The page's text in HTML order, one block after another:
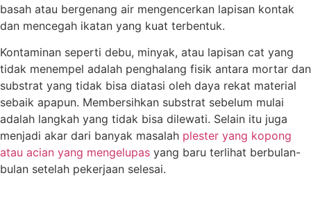
basah atau bergenang air mengencerkan lapisan kontak
dan mencegah ikatan yang kuat terbentuk.
Kontaminan seperti debu, minyak, atau lapisan cat yang
tidak menempel adalah penghalang fisik antara mortar dan
substrat yang tidak bisa diatasi oleh daya rekat material
sebaik apapun. Membersihkan substrat sebelum mulai
adalah langkah yang tidak bisa dilewati. Selain itu juga
menjadi akar dari banyak masalah plester yang kopong
atau acian yang mengelupas yang baru terlihat berbulan-
bulan setelah pekerjaan selesai.